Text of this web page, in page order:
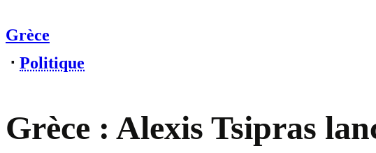
Grèce
⋅ Politique
Grèce : Alexis Tsipras